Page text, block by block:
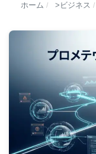
ホーム / ビジネス /